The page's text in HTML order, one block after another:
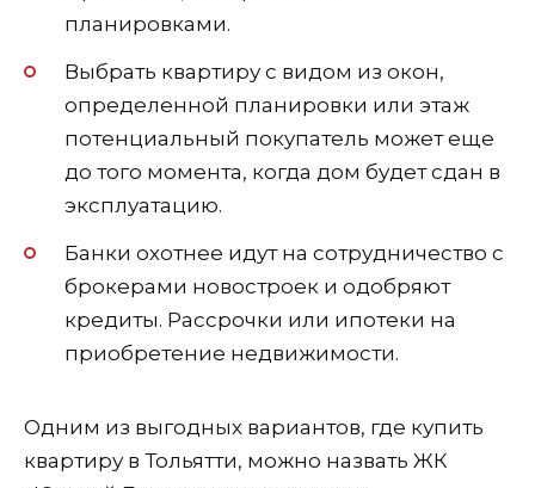
планировками.
Выбрать квартиру с видом из окон,
определенной планировки или этаж
потенциальный покупатель может еще
до того момента, когда дом будет сдан в
эксплуатацию.
Банки охотнее идут на сотрудничество с
брокерами новостроек и одобряют
кредиты. Рассрочки или ипотеки на
приобретение недвижимости.
Одним из выгодных вариантов, где купить
квартиру в Тольятти, можно назвать ЖК